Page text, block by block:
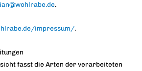
.
impressum/.
fasst die Arten der verarbeiteten